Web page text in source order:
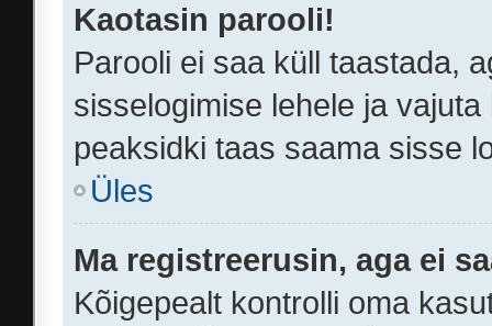
Kaotasin parooli!
Parooli ei saa küll taastada,
sisselogimise lehele ja
peaksidki taas saama sisse
Üles
Ma registreerusin, aga ei
Kõigepealt kontrolli oma